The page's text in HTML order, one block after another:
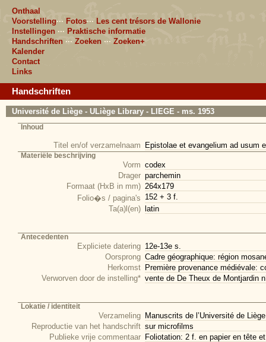
Onthaal
Voorstelling··· Fotos··· Les cent trésors de Wallonie
Instellingen ··· Praktische informatie
Handschriften ··· Zoeken ··· Zoeken+
Kalender
Contact
Links
Handschriften
Université de Liège - ULiège Library - LIEGE - ms. 1953
Inhoud
Titel en/of verzamelnaam Epistolae et evangelium ad usum
Materiële beschrijving
Vorm codex
Drager parchemin
Formaat (HxB in mm) 264x179
Folio�s / pagina's 152 + 3 f.
Ta(a)l(en)
latin
Antecedenten
Expliciete datering 12e-13e s.
Oorsprong Cadre géographique: région
Herkomst Première provenance médiévale:
Verworven door de instelling* vente de De Theux de Montjardin
Lokatie / identiteit
Verzameling Manuscrits de l’Université de Liège
Reproductie van het handschrift sur microfilms
Publieke vrije commentaar Foliotation: 2 f. en papier en tête